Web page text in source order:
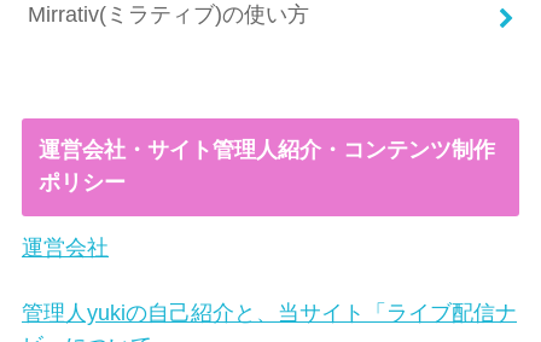
Mirrativ(ミラティブ)の使い方
運営会社・サイト管理人紹介・コンテンツ制作
ポリシー
運営会社
管理人yukiの自己紹介と、当サイト「ライブ配信ナ